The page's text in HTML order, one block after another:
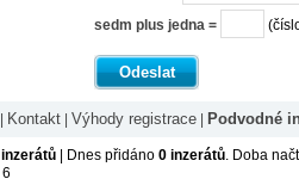
sedm plus jedna =
Odeslat
Kontakt Výhody registrace Podvodné
| Dnes přidáno 0 inzerátů. Doba